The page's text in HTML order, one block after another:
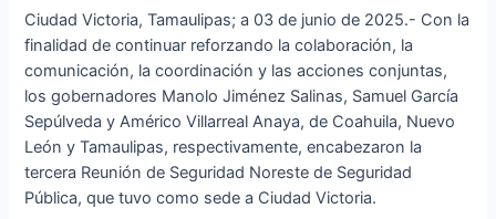
Ciudad Victoria, Tamaulipas; a 03 de junio de 2025.- Con la
finalidad de continuar reforzando la colaboración, la
comunicación, la coordinación y las acciones conjuntas,
los gobernadores Manolo Jiménez Salinas, Samuel García
Sepúlveda y Américo Villarreal Anaya, de Coahuila, Nuevo
León y Tamaulipas, respectivamente, encabezaron la
tercera Reunión de Seguridad Noreste de Seguridad
Pública, que tuvo como sede a Ciudad Victoria.